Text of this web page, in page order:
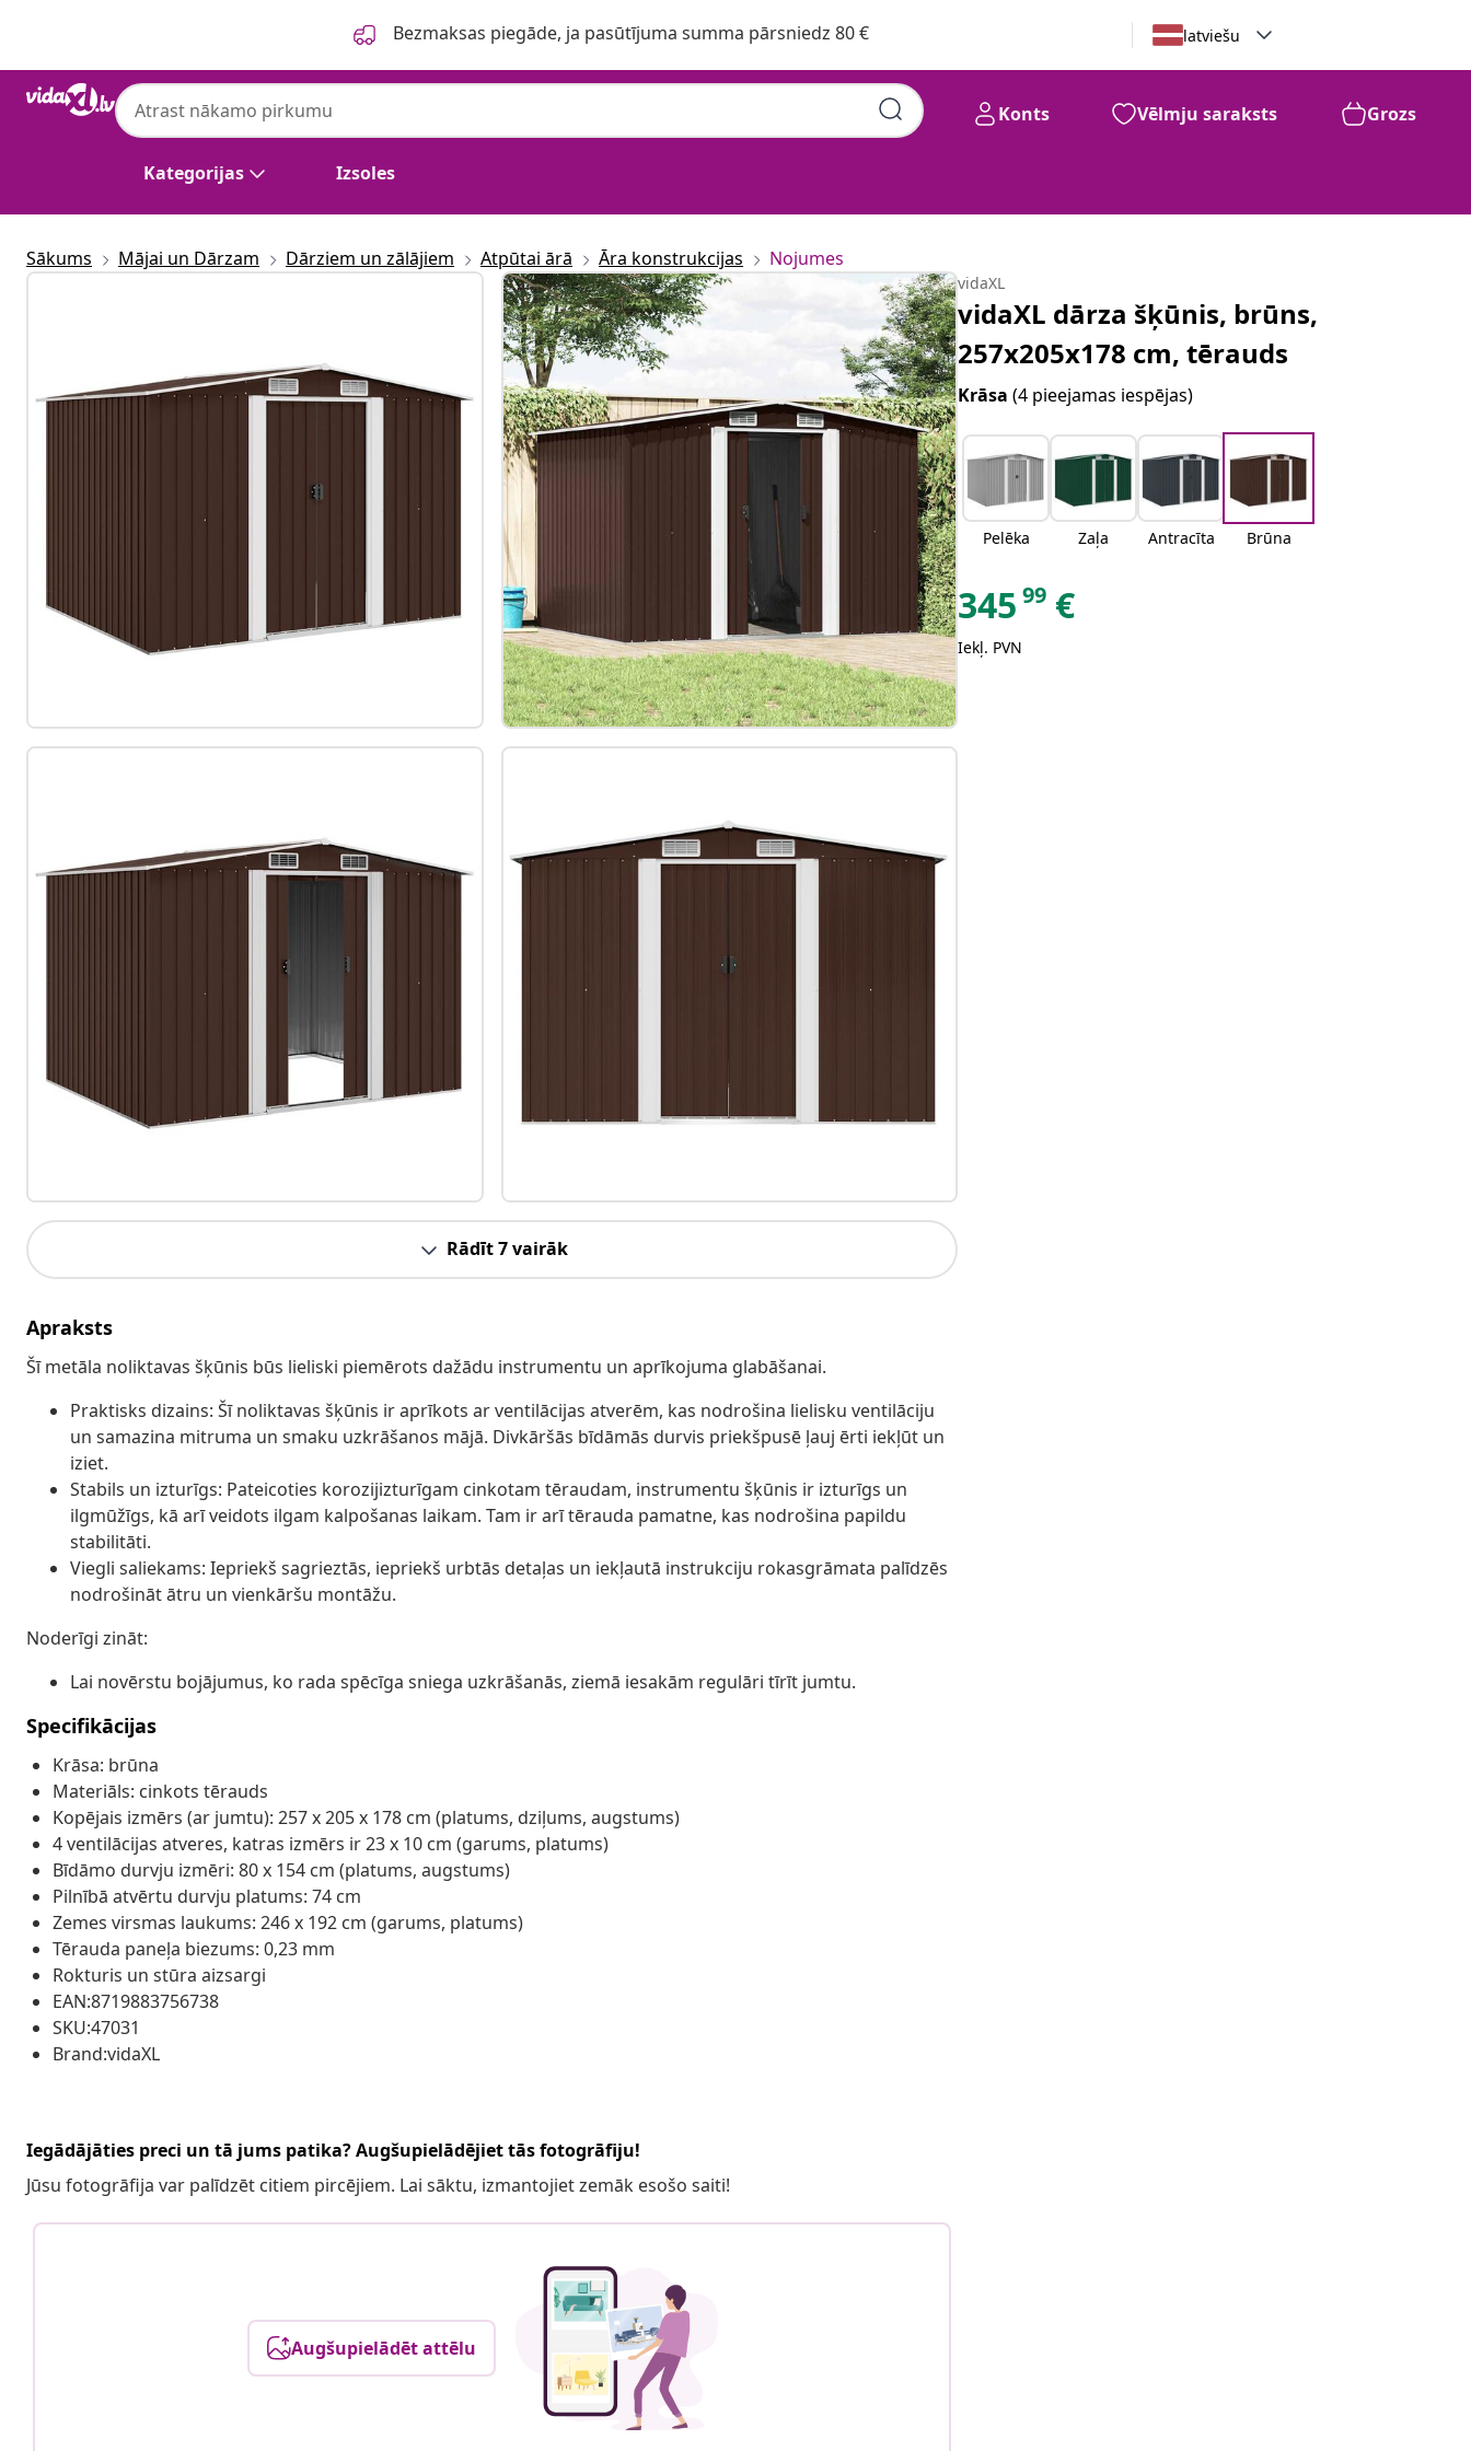
Bezmaksas piegāde, ja pasūtījuma summa pārsniedz 80 € latviešu
Kategorijas Izsoles
Konts Vēlmju saraksts Grozs
Sākums Mājai un Dārzam Dārziem un zālājiem Atpūtai ārā Āra konstrukcijas Nojumes
Rādīt 7 vairāk
Apraksts
Šī metāla noliktavas šķūnis būs lieliski piemērots dažādu instrumentu un aprīkojuma glabāšanai.
Praktisks dizains: Šī noliktavas šķūnis ir aprīkots ar ventilācijas atverēm, kas nodrošina lielisku ventilāciju
un samazina mitruma un smaku uzkrāšanos mājā. Divkāršās bīdāmās durvis priekšpusē ļauj ērti iekļūt un
iziet.
Stabils un izturīgs: Pateicoties korozijizturīgam cinkotam tēraudam, instrumentu šķūnis ir izturīgs un
ilgmūžīgs, kā arī veidots ilgam kalpošanas laikam. Tam ir arī tērauda pamatne, kas nodrošina papildu
stabilitāti.
Viegli saliekams: Iepriekš sagrieztās, iepriekš urbtās detaļas un iekļautā instrukciju rokasgrāmata palīdzēs
nodrošināt ātru un vienkāršu montāžu.
Noderīgi zināt:
Lai novērstu bojājumus, ko rada spēcīga sniega uzkrāšanās, ziemā iesakām regulāri tīrīt jumtu.
Specifikācijas
Krāsa: brūna
Materiāls: cinkots tērauds
Kopējais izmērs (ar jumtu): 257 x 205 x 178 cm (platums, dziļums, augstums)
4 ventilācijas atveres, katras izmērs ir 23 x 10 cm (garums, platums)
Bīdāmo durvju izmēri: 80 x 154 cm (platums, augstums)
Pilnībā atvērtu durvju platums: 74 cm
Zemes virsmas laukums: 246 x 192 cm (garums, platums)
Tērauda paneļa biezums: 0,23 mm
Rokturis un stūra aizsargi
EAN:8719883756738
SKU:47031
Brand:vidaXL
Iegādājāties preci un tā jums patika? Augšupielādējiet tās fotogrāfiju!
Jūsu fotogrāfija var palīdzēt citiem pircējiem. Lai sāktu, izmantojiet zemāk esošo saiti!
Augšupielādēt attēlu
vidaXL
vidaXL dārza šķūnis, brūns,
257x205x178 cm, tērauds
Krāsa(4 pieejamas iespējas)
Pelēka Zaļa Antracīta Brūna
345 99 €
Iekļ. PVN